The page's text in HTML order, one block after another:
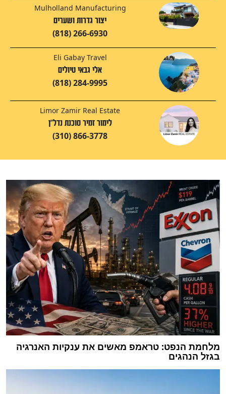
Mulholland Manufacturing
יצור גדרות ושערים
(818) 266-6930
Eli Gabay Travel
אלי גבאי טיולים
(818) 284-9995
Limor Zamir Real Estate
לימור זמיר סוכנת נדל"ן
(310) 866-3778
מלחמת הנפט: טראמפ מאשים את ענקיות האנרגיה
בגזל הנהגים